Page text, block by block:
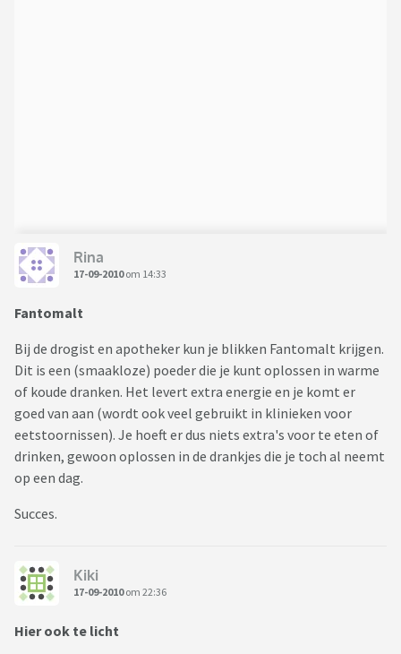
Rina
17-09-2010om 14:33
Fantomalt
Bij de drogist en apotheker kun je blikken Fantomalt krijgen.
Dit is een (smaakloze) poeder die je kunt oplossen in warme
of koude dranken. Het levert extra energie en je komt er
goed van aan (wordt ook veel gebruikt in klinieken voor
eetstoornissen). Je hoeft er dus niets extra's voor te eten of
drinken, gewoon oplossen in de drankjes die je toch al neemt
op een dag.
Succes.
Kiki
17-09-2010om 22:36
Hier ook te licht